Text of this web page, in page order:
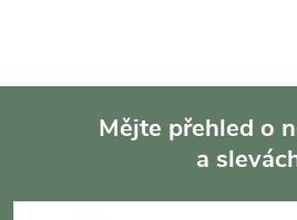
Mějte přehled o
a